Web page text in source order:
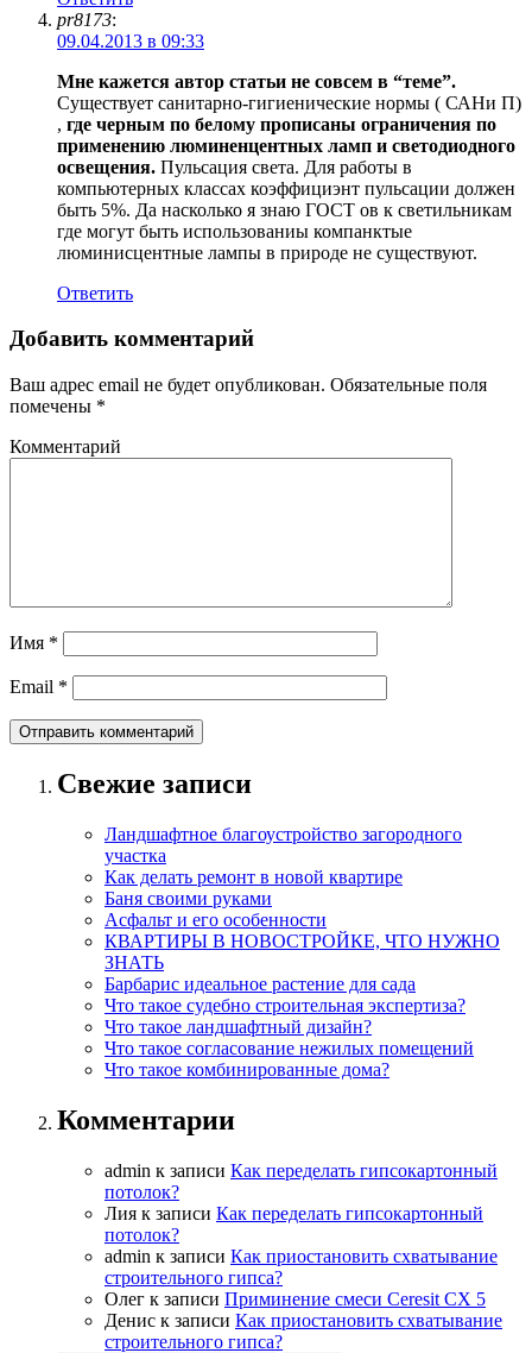
pr8173:
09.04.2013 в 09:33
Мне кажется автор статьи не совсем в “теме”.
Существует санитарно-гигиенические нормы ( САНи П)
, где черным по белому прописаны ограничения по
применению люминенцентных ламп и светодиодного
освещения. Пульсация света. Для работы в
компьютерных классах коэффициэнт пульсации должен
быть 5%. Да насколько я знаю ГОСТ ов к светильникам
где могут быть использованиы компанктые
люминисцентные лампы в природе не существуют.
Ответить
Добавить комментарий
Ваш адрес email не будет опубликован. Обязательные поля
помечены *
Комментарий
Имя *
Email *
Свежие записи
Ландшафтное благоустройство загородного
участка
Как делать ремонт в новой квартире
Баня своими руками
Асфальт и его особенности
КВАРТИРЫ В НОВОСТРОЙКЕ, ЧТО НУЖНО
ЗНАТЬ
Барбарис идеальное растение для сада
Что такое судебно строительная экспертиза?
Что такое ландшафтный дизайн?
Что такое согласование нежилых помещений
Что такое комбинированные дома?
Комментарии
admin к записи Как переделать гипсокартонный
потолок?
Лия к записи Как переделать гипсокартонный
потолок?
admin к записи Как приостановить схватывание
строительного гипса?
Олег к записи Приминение смеси Ceresit СХ 5
Денис к записи Как приостановить схватывание
строительного гипса?